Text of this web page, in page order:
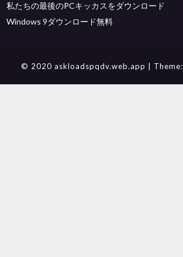
私たちの最後のPCキッカスをダウンロード
Windows 9ダウンロード無料
© 2020 askloadspqdv.web.app | Theme: